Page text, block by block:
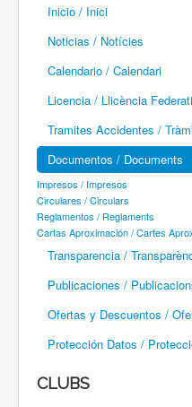
Parapente / Parapent
Ultraligeros / Ultralleugers
Vuelo Con Motor / Vol
Inicio / Inici
Noticias / Notícies
Calendario / Calendari
Licencia / Llicència
Tramites Accidentes /
Documentos / Documents
Impresos / Impresos
Circulares / Circulars
Reglamentos / Reglaments
Cartas Aproximación / Cartes
Transparencia /
Publicaciones /
Ofertas y Descuentos /
Protección Datos /
CLUBS